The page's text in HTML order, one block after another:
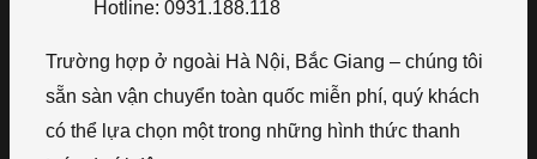
Hotline: 0931.188.118
Trường hợp ở ngoài Hà Nội, Bắc Giang – chúng tôi
sẵn sàn vận chuyển toàn quốc miễn phí, quý khách
có thể lựa chọn một trong những hình thức thanh